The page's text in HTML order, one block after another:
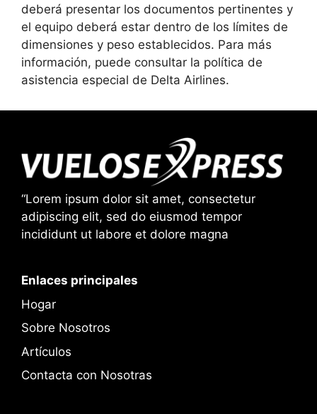
deberá presentar los documentos pertinentes y
el equipo deberá estar dentro de los límites de
dimensiones y peso establecidos. Para más
información, puede consultar la política de
asistencia especial de Delta Airlines.
“Lorem ipsum dolor sit amet, consectetur
adipiscing elit, sed do eiusmod tempor
incididunt ut labore et dolore magna
Enlaces principales
Hogar
Sobre Nosotros
Artículos
Contacta con Nosotras